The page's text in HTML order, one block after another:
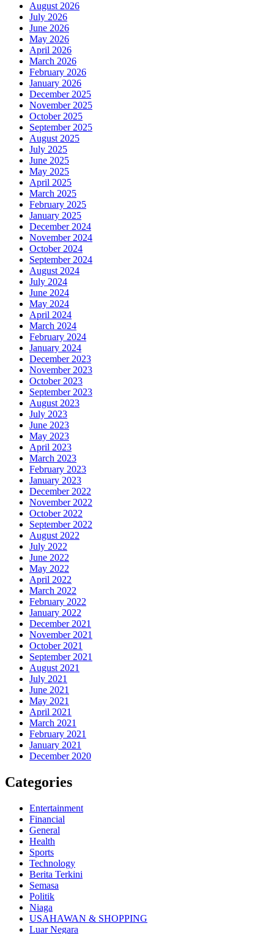
August 2026
July 2026
June 2026
May 2026
April 2026
March 2026
February 2026
January 2026
December 2025
November 2025
October 2025
September 2025
August 2025
July 2025
June 2025
May 2025
April 2025
March 2025
February 2025
January 2025
December 2024
November 2024
October 2024
September 2024
August 2024
July 2024
June 2024
May 2024
April 2024
March 2024
February 2024
January 2024
December 2023
November 2023
October 2023
September 2023
August 2023
July 2023
June 2023
May 2023
April 2023
March 2023
February 2023
January 2023
December 2022
November 2022
October 2022
September 2022
August 2022
July 2022
June 2022
May 2022
April 2022
March 2022
February 2022
January 2022
December 2021
November 2021
October 2021
September 2021
August 2021
July 2021
June 2021
May 2021
April 2021
March 2021
February 2021
January 2021
December 2020
Categories
Entertainment
Financial
General
Health
Sports
Technology
Berita Terkini
Semasa
Politik
Niaga
USAHAWAN & SHOPPING
Luar Negara